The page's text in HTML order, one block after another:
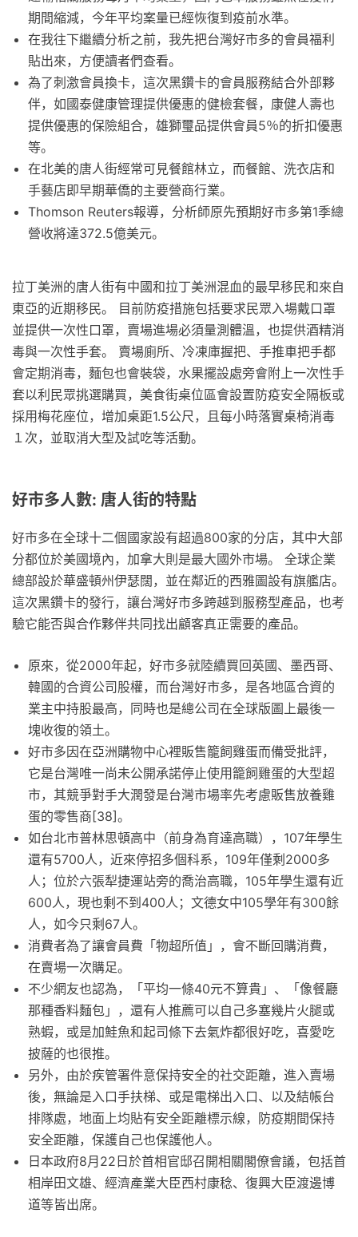
期間縮減，今年平均案量已經恢復到疫前水準。
在我往下繼續分析之前，我先把台灣好市多的會員福利
貼出來，方便讀者們查看。
為了刺激會員換卡，這次黑鑽卡的會員服務結合外部夥
伴，如國泰健康管理提供優惠的健檢套餐，康健人壽也
提供優惠的保險組合，雄獅璽品提供會員5％的折扣優惠
等。
在北美的唐人街經常可見餐館林立，而餐館、洗衣店和
手藝店即早期華僑的主要營商行業。
Thomson Reuters報導，分析師原先預期好市多第1季總
營收將達372.5億美元。
拉丁美洲的唐人街有中國和拉丁美洲混血的最早移民和來自
東亞的近期移民。 目前防疫措施包括要求民眾入場戴口罩
並提供一次性口罩，賣場進場必須量測體溫，也提供酒精消
毒與一次性手套。 賣場廁所、冷凍庫握把、手推車把手都
會定期消毒，麵包也會裝袋，水果擺設處旁會附上一次性手
套以利民眾挑選購買，美食街桌位區會設置防疫安全隔板或
採用梅花座位，增加桌距1.5公尺，且每小時落實桌椅消毒
１次，並取消大型及試吃等活動。
好市多人數: 唐人街的特點
好市多在全球十二個國家設有超過800家的分店，其中大部
分都位於美國境內，加拿大則是最大國外市場。 全球企業
總部設於華盛頓州伊瑟闊，並在鄰近的西雅圖設有旗艦店。
這次黑鑽卡的發行，讓台灣好市多跨越到服務型產品，也考
驗它能否與合作夥伴共同找出顧客真正需要的產品。
原來，從2000年起，好市多就陸續買回英國、墨西哥、
韓國的合資公司股權，而台灣好市多，是各地區合資的
業主中持股最高，同時也是總公司在全球版圖上最後一
塊收復的領土。
好市多因在亞洲購物中心裡販售籠飼雞蛋而備受批評，
它是台灣唯一尚未公開承諾停止使用籠飼雞蛋的大型超
市，其競爭對手大潤發是台灣市場率先考慮販售放養雞
蛋的零售商[38]。
如台北市普林思頓高中（前身為育達高職），107年學生
還有5700人，近來停招多個科系，109年僅剩2000多
人；位於六張犁捷運站旁的喬治高職，105年學生還有近
600人，現也剩不到400人；文德女中105學年有300餘
人，如今只剩67人。
消費者為了讓會員費「物超所值」，會不斷回購消費，
在賣場一次購足。
不少網友也認為，「平均一條40元不算貴」、「像餐廳
那種香料麵包」，還有人推薦可以自己多塞幾片火腿或
熟蝦，或是加鮭魚和起司條下去氣炸都很好吃，喜愛吃
披薩的也很推。
另外，由於疾管署件意保持安全的社交距離，進入賣場
後，無論是入口手扶梯、或是電梯出入口、以及結帳台
排隊處，地面上均貼有安全距離標示線，防疫期間保持
安全距離，保護自己也保護他人。
日本政府8月22日於首相官邸召開相關閣僚會議，包括首
相岸田文雄、經濟產業大臣西村康稔、復興大臣渡邊博
道等皆出席。